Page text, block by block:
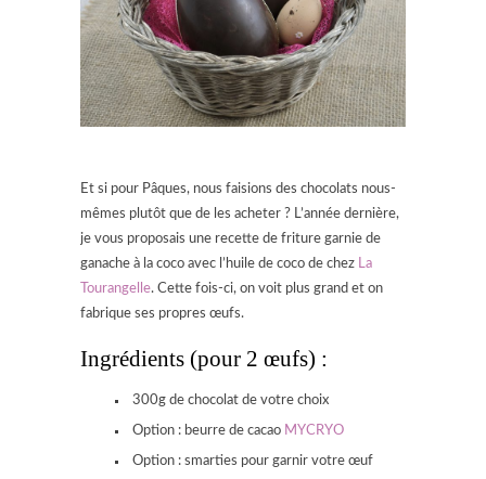
Et si pour Pâques, nous faisions des chocolats nous-
mêmes plutôt que de les acheter ? L’année dernière,
je vous proposais une recette de friture garnie de
ganache à la coco avec l’huile de coco de chez La
Tourangelle. Cette fois-ci, on voit plus grand et on
fabrique ses propres œufs.
Ingrédients (pour 2 œufs) :
300g de chocolat de votre choix
Option : beurre de cacao MYCRYO
Option : smarties pour garnir votre œuf